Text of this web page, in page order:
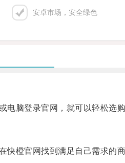
安卓市场，安全绿色
登录官网，就可以轻松选购
橙官网找到满足自己需求的商